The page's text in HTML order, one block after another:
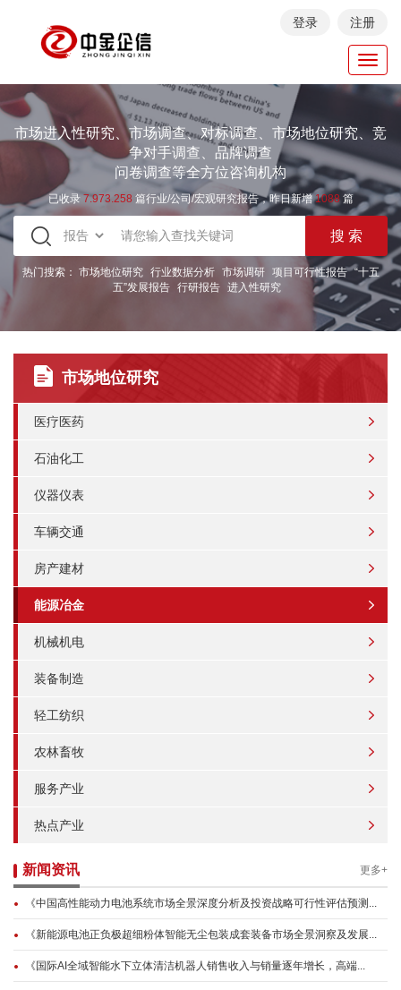
登录 注册
市场进入性研究、市场调查、对标调查、市场地位研究、竞
争对手调查、品牌调查
问卷调查等全方位咨询机构
已收录 7.973.258 篇行业/公司/宏观研究报告，昨日新增1088篇
热门搜索： 市场地位研究 行业数据分析 市场调研 项目可行性报告 “十五
五”发展报告 行研报告 进入性研究
市场地位研究
医疗医药
石油化工
仪器仪表
车辆交通
房产建材
能源冶金
机械机电
装备制造
轻工纺织
农林畜牧
服务产业
热点产业
新闻资讯 更多+
《中国高性能动力电池系统市场全景深度分析及投资战略可行性评估预测...
《新能源电池正负极超细粉体智能无尘包装成套装备市场全景洞察及发展...
《国际AI全域智能水下立体清洁机器人销售收入与销量逐年增长，高端...